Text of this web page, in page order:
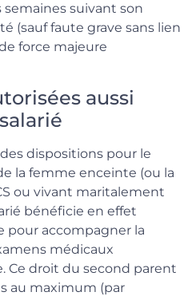
suivant son
(sauf faute grave sans lien
force majeure
aussi
dispositions pour le
la femme enceinte (ou la
ou vivant maritalement
bénéficie en effet
pour accompagner la
médicaux
Ce droit du second parent
au maximum (par